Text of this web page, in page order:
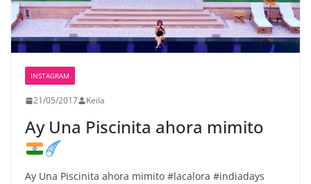
INSTAGRAM
21/05/2017 Keila
AyUna Piscinita ahora mimito
Ay Una Piscinita ahora mimito #lacalora #indiadays